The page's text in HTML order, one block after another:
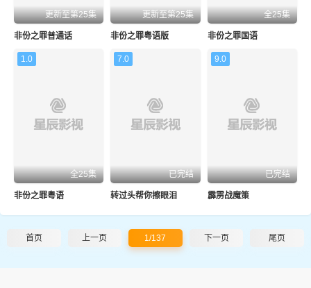
更新至第25集
非份之罪普通话
更新至第25集
非份之罪粤语版
全25集
非份之罪国语
1.0
全25集
非份之罪粤语
7.0
已完结
转过头帮你擦眼泪
9.0
已完结
霹雳战魔策
首页 上一页 1/137 下一页 尾页